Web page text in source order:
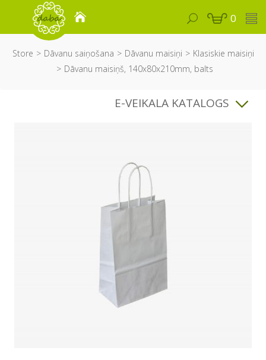
0
Store Dāvanu saiņošana Dāvanu maisiņi
Klasiskie maisiņi
Dāvanu maisiņš, 140x80x210mm, balts
E-VEIKALA KATALOGS